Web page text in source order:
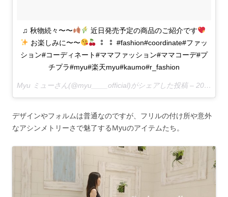
♫ 秋物続々〜〜
近日発売予定の商品のご紹介です
お楽しみに〜〜
⁑ ⁑ #fashion#coordinate#ファッ
ション#コーディネート#ママファッション#ママコーデ#プ
チプラ#myu#楽天myu#kaumo#r_fashion
Myu ミューさん(@myu____official)がシェアした投稿 – 2017 8月 28 8:17午後 PDT
デザインやフォルムは普通なのですが、フリルの付け所や意外
なアシンメトリーさで魅了するMyuのアイテムたち。